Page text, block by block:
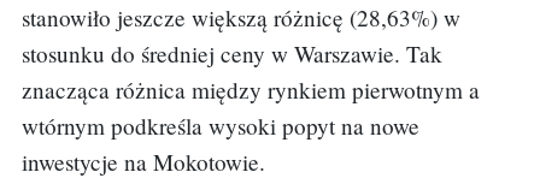
stanowiło jeszcze większą różnicę (28,63%) w
stosunku do średniej ceny w Warszawie. Tak
znacząca różnica między rynkiem pierwotnym a
wtórnym podkreśla wysoki popyt na nowe
inwestycje na Mokotowie.